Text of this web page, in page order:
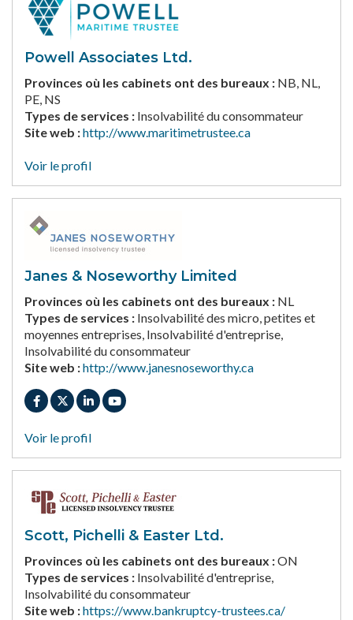
Powell Associates Ltd.
Provinces où les cabinets ont des bureaux : NB, NL,
PE, NS
Types de services : Insolvabilité du consommateur
Site web :http://www.maritimetrustee.ca
Voir le profil
Janes & Noseworthy Limited
Provinces où les cabinets ont des bureaux : NL
Types de services : Insolvabilité des micro, petites et
moyennes entreprises, Insolvabilité d'entreprise,
Insolvabilité du consommateur
Site web :http://www.janesnoseworthy.ca
Voir le profil
Scott, Pichelli & Easter Ltd.
Provinces où les cabinets ont des bureaux :ON
Types de services : Insolvabilité d'entreprise,
Insolvabilité du consommateur
Site web :https://www.bankruptcy-trustees.ca/